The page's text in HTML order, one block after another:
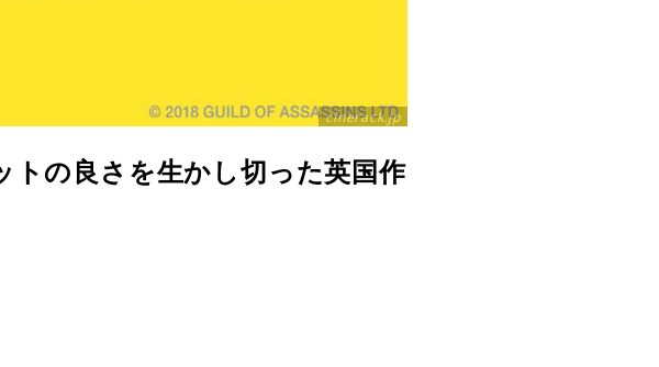
cinerack.jp
トの良さを生かし切った英国作